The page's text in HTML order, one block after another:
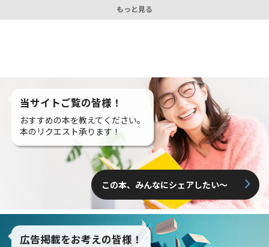
もっと見る
当サイトご覧の皆様！
おすすめの本を教えてください。
本のリクエスト承ります！
この本、みんなにシェアしたい〜
広告掲載をお考えの皆様！